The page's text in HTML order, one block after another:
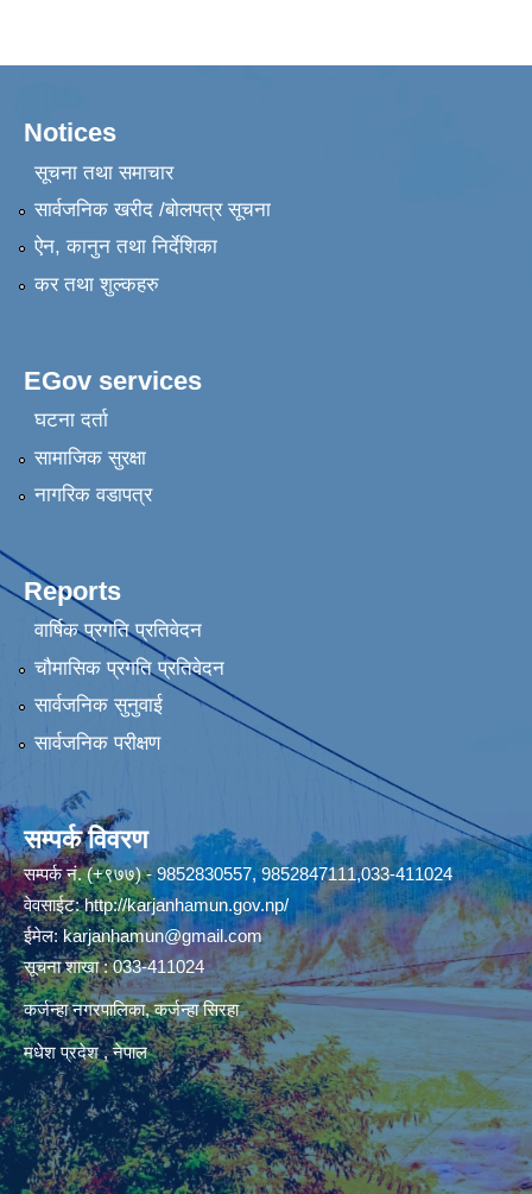
Notices
सूचना तथा समाचार
सार्वजनिक खरीद /बोलपत्र सूचना
ऐन, कानुन तथा निर्देशिका
कर तथा शुल्कहरु
EGov services
घटना दर्ता
सामाजिक सुरक्षा
नागरिक वडापत्र
Reports
वार्षिक प्रगति प्रतिवेदन
चौमासिक प्रगति प्रतिवेदन
सार्वजनिक सुनुवाई
सार्वजनिक परीक्षण
सम्पर्क विवरण
सम्पर्क नं. (+९७७) - 9852830557, 9852847111,033-411024
वेवसाईट:http://karjanhamun.gov.np/
ईमेल:karjanhamun@gmail.com
सूचना शाखा : 033-411024
कर्जन्हा नगरपालिका, कर्जन्हा सिरहा
मधेश प्रदेश , नेपाल